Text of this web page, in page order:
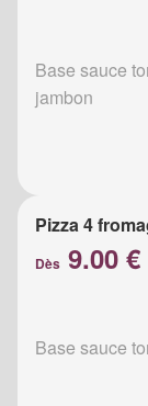
Base sauce
jambon
Pizza 4
Dès 9.00 €
Base sauce